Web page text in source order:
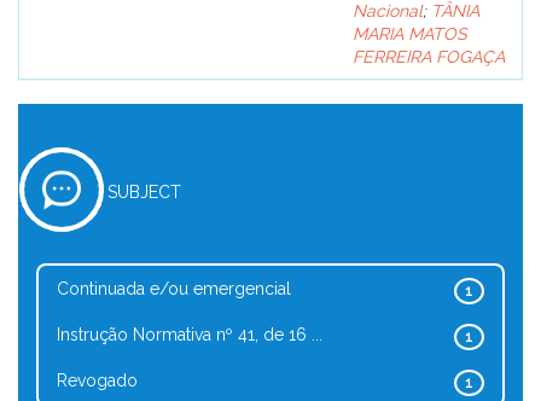
Nacional; TÂNIA
MARIA MATOS
FERREIRA FOGAÇA
SUBJECT
1
Continuada e/ou emergencial
1
Instrução Normativa nº 41, de 16 ...
1
Revogado